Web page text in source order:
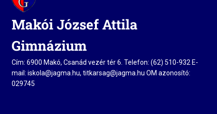
content
Makói József Attila
Gimnázium
Cím: 6900 Makó, Csanád vezér tér 6. Telefon: (62) 510-932 E-
mail: iskola@jagma.hu, titkarsag@jagma.hu OM azonosító:
029745